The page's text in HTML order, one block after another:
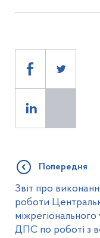
Попередня
Звіт про
роботи
міжрегіонального
ДПС по роботі з